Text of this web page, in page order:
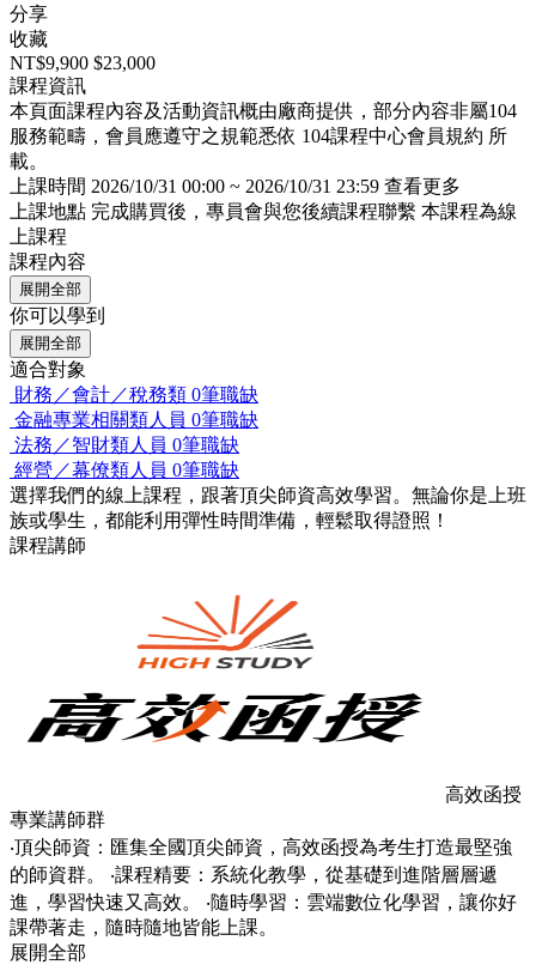
分享
收藏
NT$9,900 $23,000
課程資訊
本頁面課程內容及活動資訊概由廠商提供，部分內容非屬104
服務範疇，會員應遵守之規範悉依 104課程中心會員規約 所
載。
上課時間 2026/10/31 00:00 ~ 2026/10/31 23:59 查看更多
上課地點 完成購買後，專員會與您後續課程聯繫 本課程為線
上課程
課程內容
展開全部
你可以學到
展開全部
適合對象
財務／會計／稅務類 0筆職缺
金融專業相關類人員 0筆職缺
法務／智財類人員 0筆職缺
經營／幕僚類人員 0筆職缺
選擇我們的線上課程，跟著頂尖師資高效學習。無論你是上班
族或學生，都能利用彈性時間準備，輕鬆取得證照！
課程講師
高效函授
專業講師群
‧頂尖師資：匯集全國頂尖師資，高效函授為考生打造最堅強
的師資群。 ‧課程精要：系統化教學，從基礎到進階層層遞
進，學習快速又高效。 ‧隨時學習：雲端數位化學習，讓你好
課帶著走，隨時隨地皆能上課。
展開全部